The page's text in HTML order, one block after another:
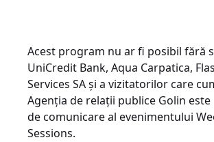
Acest program nu ar fi posibil fără
UniCredit Bank, Aqua Carpatica,
Services SA și a vizitatorilor care
Agenția de relații publice Golin
de comunicare al evenimentului
Sessions.